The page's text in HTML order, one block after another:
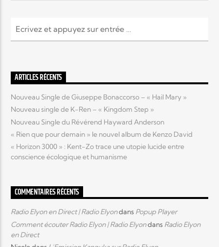
ARTICLES RÉCENTS
Nouveau Single de Giuseppe Bonaccorso – « Hail Mary »
Nouveau single de K-Ren – « Kingdom Step »
Nouveau Single du Révérend Hayward Anderson
« Rien que pour demain » le nouvel album de Kenzo David
« Horizon 3000 » : Kent-Zo trace une utopie lucide entre
conscience écologique et humanisme
COMMENTAIRES RÉCENTS
Radio Elyon en Direct | Radio Elyondans Popup Player
Comment écouter Radio Elyon | Radio Elyondans Radio Elyon
en Direct